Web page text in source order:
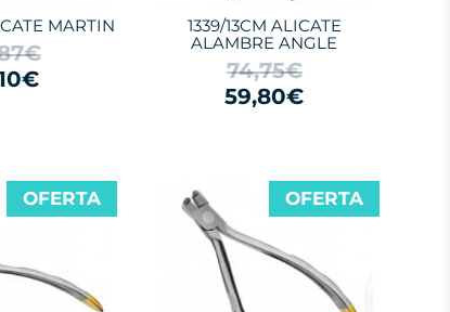
MARTIN
1339/13CM ALICATE
ALAMBRE ANGLE
74,75€
59,80€
OFERTA OFERTA